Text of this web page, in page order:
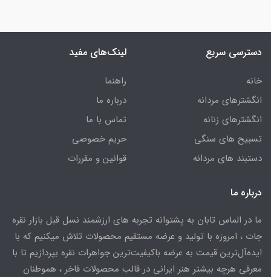
دسترسی سریع
خانه
انگشترهای مردانه
انگشترهای زنانه
تسبیح های سنگی
دستبند های مردانه
لینک‌های مفید
راهنما
درباره ما
تماس با ما
حریم خصوصی
قوانین و مقررات
درباره ما
ما در الماس تابان به پشتوانه تجربه های ارزشمند نسل قبل بازار نقره
جات ، امروزه با تولید و عرضه مستقیم محصولات تلاش میکنیم که با
ایده‌آل‌ترین قیمت به عرضه باکیفیت‌ترین جواهرات نقره بپردازیم تا با
معرفی هرچه بیشتر هنر ایرانی در قالب محصولات فاخر ، هموطنان